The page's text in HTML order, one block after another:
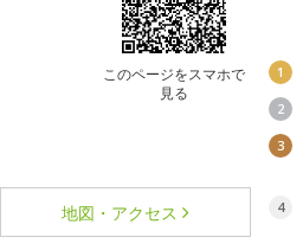
このページをスマホで
見る
地図・アクセス
1
2
3
4